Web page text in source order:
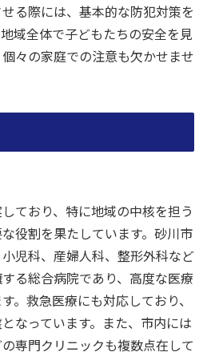
る際には、基本的な防犯対策を
域全体で子どもたちの安全を見
々の家庭での注意も欠かせませ
ており、特に地域の中核を担う
役割を果たしています。砂川市
児科、産婦人科、整形外科など
る総合病院であり、高度な医療
。救急医療にも対応しており、
なっています。また、市内には
専門クリニックも複数点在して